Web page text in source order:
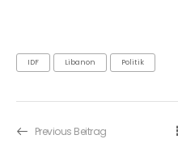
IDF Libanon Politik
Previous Beitrag